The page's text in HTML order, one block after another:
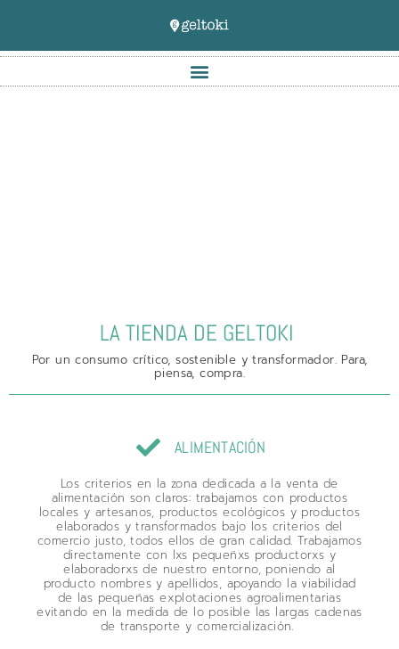
LA TIENDA DE GELTOKI
Por un consumo crítico, sostenible y transformador. Para,
piensa, compra.
ALIMENTACIÓN
Los criterios en la zona dedicada a la venta de
alimentación son claros: trabajamos con productos
locales y artesanos, productos ecológicos y productos
elaborados y transformados bajo los criterios del
comercio justo, todos ellos de gran calidad. Trabajamos
directamente con lxs pequeñxs productorxs y
elaboradorxs de nuestro entorno, poniendo al
producto nombres y apellidos, apoyando la viabilidad
de las pequeñas explotaciones agroalimentarias
evitando en la medida de lo posible las largas cadenas
de transporte y comercialización.